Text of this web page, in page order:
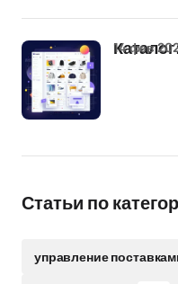
14 фев
Статьи по
управление